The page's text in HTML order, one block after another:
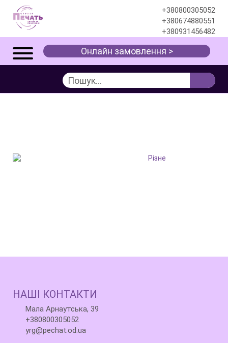
+380800305052
+380674880551
+380931456482
Онлайн замовлення >
Різне
НАШІ КОНТАКТИ
Мала Арнаутська, 39
+380800305052
yrg@pechat.od.ua